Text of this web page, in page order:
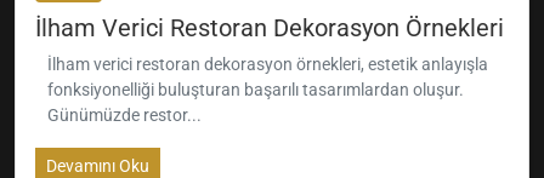
İlham Verici Restoran Dekorasyon Örnekleri
İlham verici restoran dekorasyon örnekleri, estetik anlayışla
fonksiyonelliği buluşturan başarılı tasarımlardan oluşur.
Günümüzde restor...
Devamını Oku